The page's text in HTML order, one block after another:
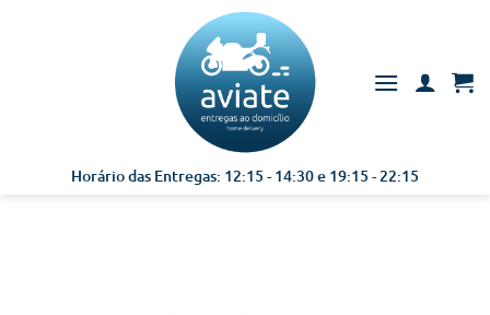
Horário das Entregas: 12:15 - 14:30 e 19:15 - 22:15